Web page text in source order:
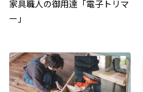
家具職人の御用達「電子トリマ
ー」